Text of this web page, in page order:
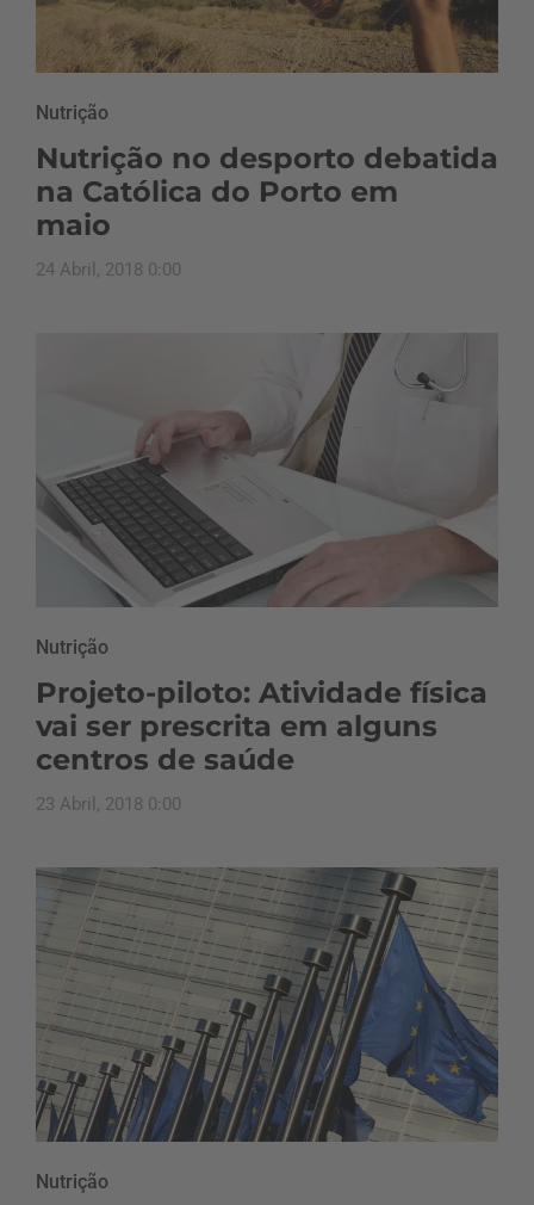
Nutrição
Nutrição no desporto debatida
na Católica do Porto em
maio
24 Abril, 2018 0:00
Nutrição
Projeto-piloto: Atividade física
vai ser prescrita em alguns
centros de saúde
23 Abril, 2018 0:00
Nutrição